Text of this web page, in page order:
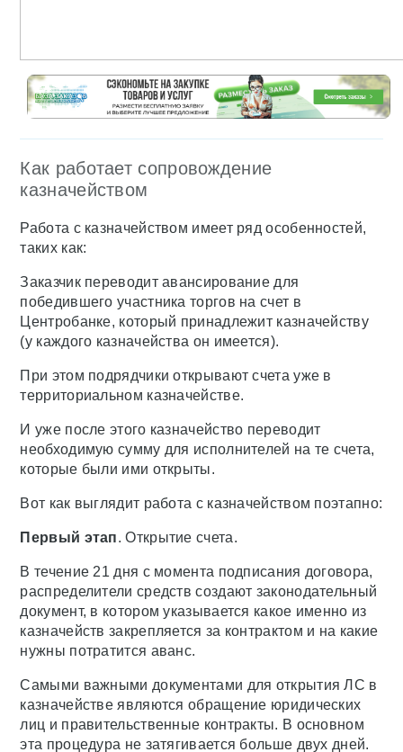
Как работает сопровождение
казначейством
Работа с казначейством имеет ряд особенностей,
таких как:
Заказчик переводит авансирование для
победившего участника торгов на счет в
Центробанке, который принадлежит казначейству
(у каждого казначейства он имеется).
При этом подрядчики открывают счета уже в
территориальном казначействе.
И уже после этого казначейство переводит
необходимую сумму для исполнителей на те счета,
которые были ими открыты.
Вот как выглядит работа с казначейством поэтапно:
Первый этап. Открытие счета.
В течение 21 дня с момента подписания договора,
распределители средств создают законодательный
документ, в котором указывается какое именно из
казначейств закрепляется за контрактом и на какие
нужны потратится аванс.
Самыми важными документами для открытия ЛС в
казначействе являются обращение юридических
лиц и правительственные контракты. В основном
эта процедура не затягивается больше двух дней.